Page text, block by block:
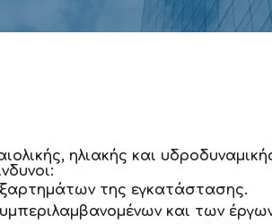
ηλιακής και
της εγκατάστασης.
και των